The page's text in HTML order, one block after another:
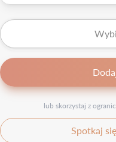
lub skorzystaj z
Spotkaj